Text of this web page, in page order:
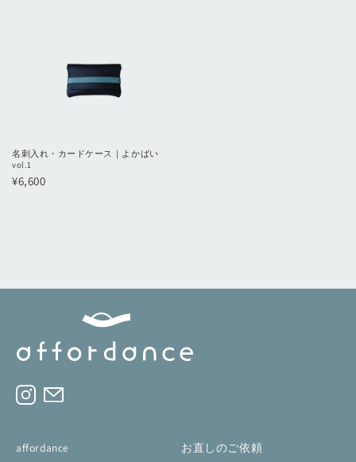
名刺入れ・カードケース｜よかばい
vol.1
¥6,600
affordance お直しのご依頼